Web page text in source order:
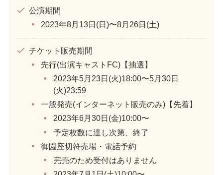
公演期間
2023年8月13日(日)〜8月26日(土)
チケット販売期間
先行(出演キャストFC)【抽選】
2023年5月23日(火)18:00〜5月30日
(火)23:59
一般発売(インターネット販売のみ)【先着】
2023年6月30日(金)10:00〜
予定枚数に達し次第、終了
御園座切符売場・電話予約
完売のため受付はありません